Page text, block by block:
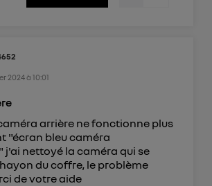
2024à 10:01
arrière ne fonctionne plus
"écran bleu caméra
j'ai nettoyé la caméra qui se
du coffre, le problème
de votre aide